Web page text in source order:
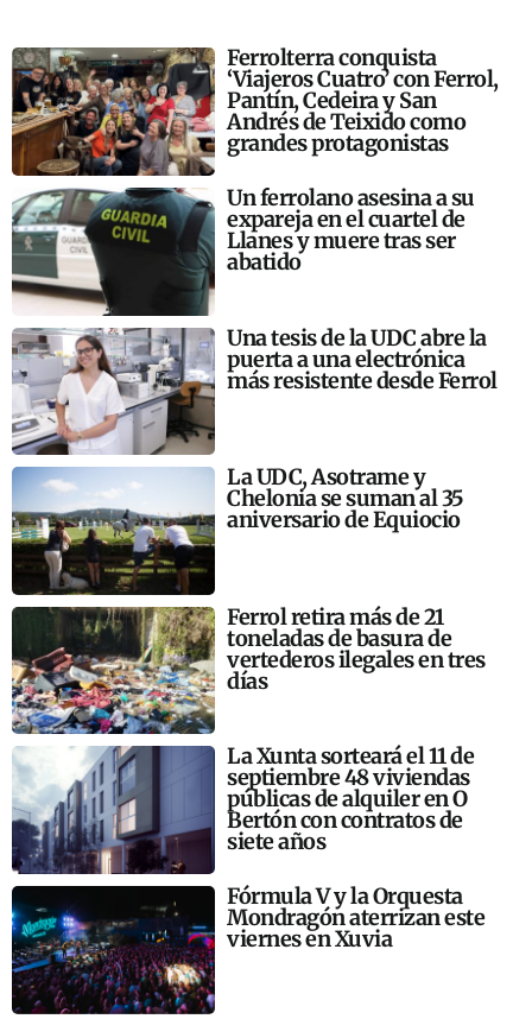
Ferrolterra conquista
‘Viajeros Cuatro’ con Ferrol,
Pantín, Cedeira y San
Andrés de Teixido como
grandes protagonistas
Un ferrolano asesina a su
expareja en el cuartel de
Llanes y muere tras ser
abatido
Una tesis de la UDC abre la
puerta a una electrónica
más resistente desde Ferrol
La UDC, Asotrame y
Chelonia se suman al 35
aniversario de Equiocio
Ferrol retira más de 21
toneladas de basura de
vertederos ilegales en tres
días
La Xunta sorteará el 11 de
septiembre 48 viviendas
públicas de alquiler en O
Bertón con contratos de
siete años
Fórmula V y la Orquesta
Mondragón aterrizan este
viernes en Xuvia